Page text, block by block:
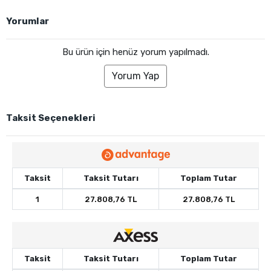
Yorumlar
Bu ürün için henüz yorum yapılmadı.
Yorum Yap
Taksit Seçenekleri
Taksit Taksit Tutarı Toplam Tutar
1 27.808,76 TL 27.808,76 TL
Taksit Taksit Tutarı Toplam Tutar